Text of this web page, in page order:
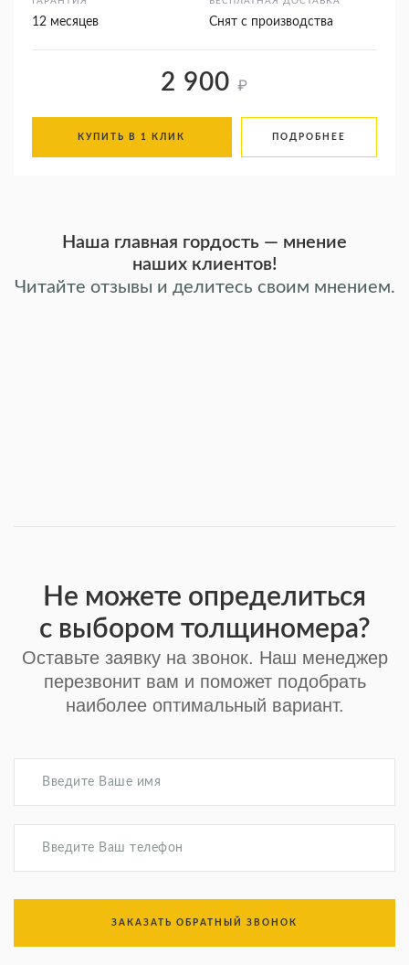
12 месяцев Снят с производства
2 900 ₽
КУПИТЬ В 1 КЛИК ПОДРОБНЕЕ
Наша главная гордость — мнение
наших клиентов!
Читайте отзывы и делитесь своим мнением.
Не можете определиться
с выбором толщиномера?
Оставьте заявку на звонок. Наш менеджер
перезвонит вам и поможет подобрать
наиболее оптимальный вариант.
ЗАКАЗАТЬ ОБРАТНЫЙ ЗВОНОК